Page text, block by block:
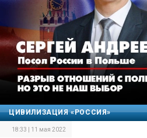
ЦИВИЛИЗАЦИЯ «РОССИЯ»
18:33 | 11 мая 2022